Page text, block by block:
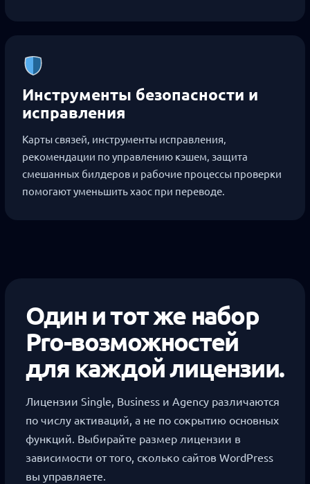
Инструменты безопасности и
исправления
Карты связей, инструменты исправления,
рекомендации по управлению кэшем, защита
смешанных билдеров и рабочие процессы проверки
помогают уменьшить хаос при переводе.
Один и тот же набор
Pro-возможностей
для каждой лицензии.
Лицензии Single, Business и Agency различаются
по числу активаций, а не по сокрытию основных
функций. Выбирайте размер лицензии в
зависимости от того, сколько сайтов WordPress
вы управляете.